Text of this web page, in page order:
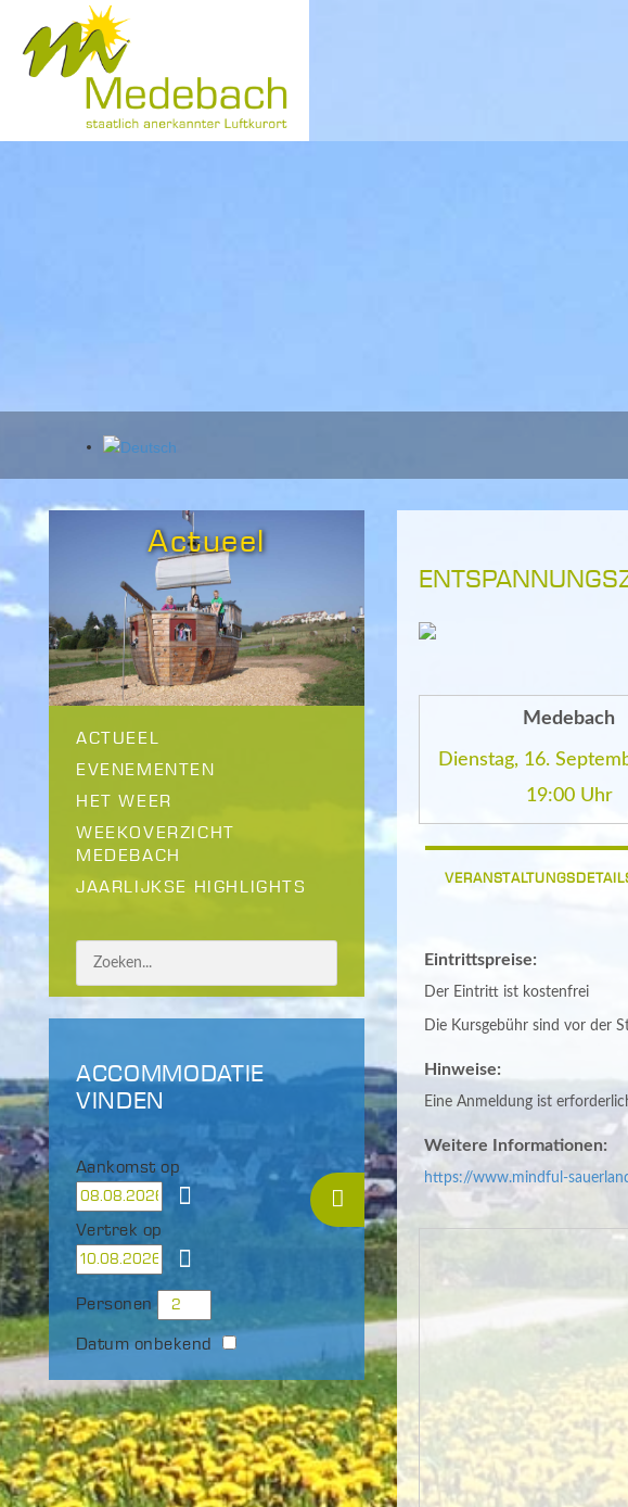
Actueel
ACTUEEL
EVENEMENTEN
HET WEER
WEEKOVERZICHT
MEDEBACH
JAARLIJKSE HIGHLIGHTS
ACCOMMODATIE
VINDEN
Aankomst op
Vertrek op
Personen
Datum onbekend
Medebach
Dienstag, 16.
19:00 Uhr
Eintrittspreise:
Der Eintritt ist kostenfrei
Die Kursgebühr sind vor der
Hinweise:
Eine Anmeldung ist
Weitere Informationen:
https://www.mindful-